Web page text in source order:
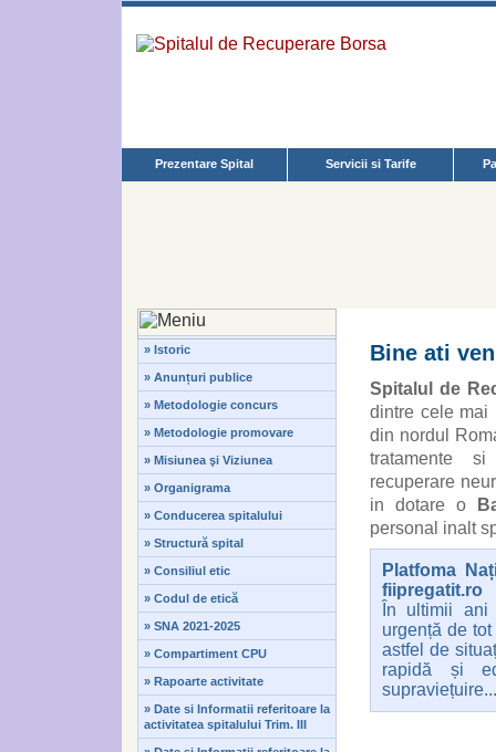
Prezentare Spital Servicii si Tarife
» Istoric
» Anunțuri publice
» Metodologie concurs
» Metodologie promovare
» Misiunea şi Viziunea
» Organigrama
» Conducerea spitalului
» Structură spital
» Consiliul etic
» Codul de etică
» SNA 2021-2025
» Compartiment CPU
» Rapoarte activitate
» Date si Informatii referitoare la
activitatea spitalului Trim. III
Bine ati
Spitalul de
dintre cele mai
din nordul
tratamente
recuperare
in dotare o
personal inalt
Platfoma
fiipregatit.ro
În ultimii ani
urgență de
astfel de
rapidă și
supraviețuire...